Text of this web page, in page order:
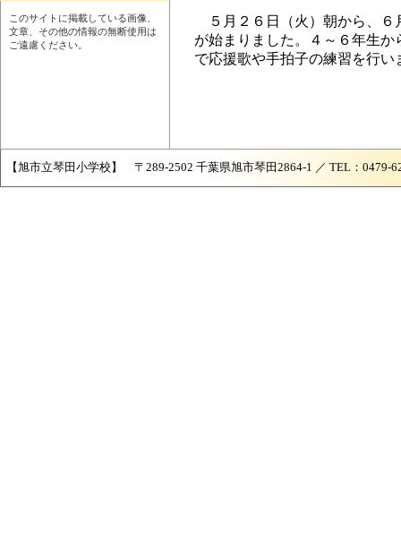
このサイトに掲載している画像、
文章、その他の情報の無断使用は
ご遠慮ください。
５月２６日（火）朝から、６
が始まりました。４～６年生
で応援歌や手拍子の練習を行い
【旭市立琴田小学校】 〒289-2502 千葉県旭市琴田2864-1 ／ TEL：0479-